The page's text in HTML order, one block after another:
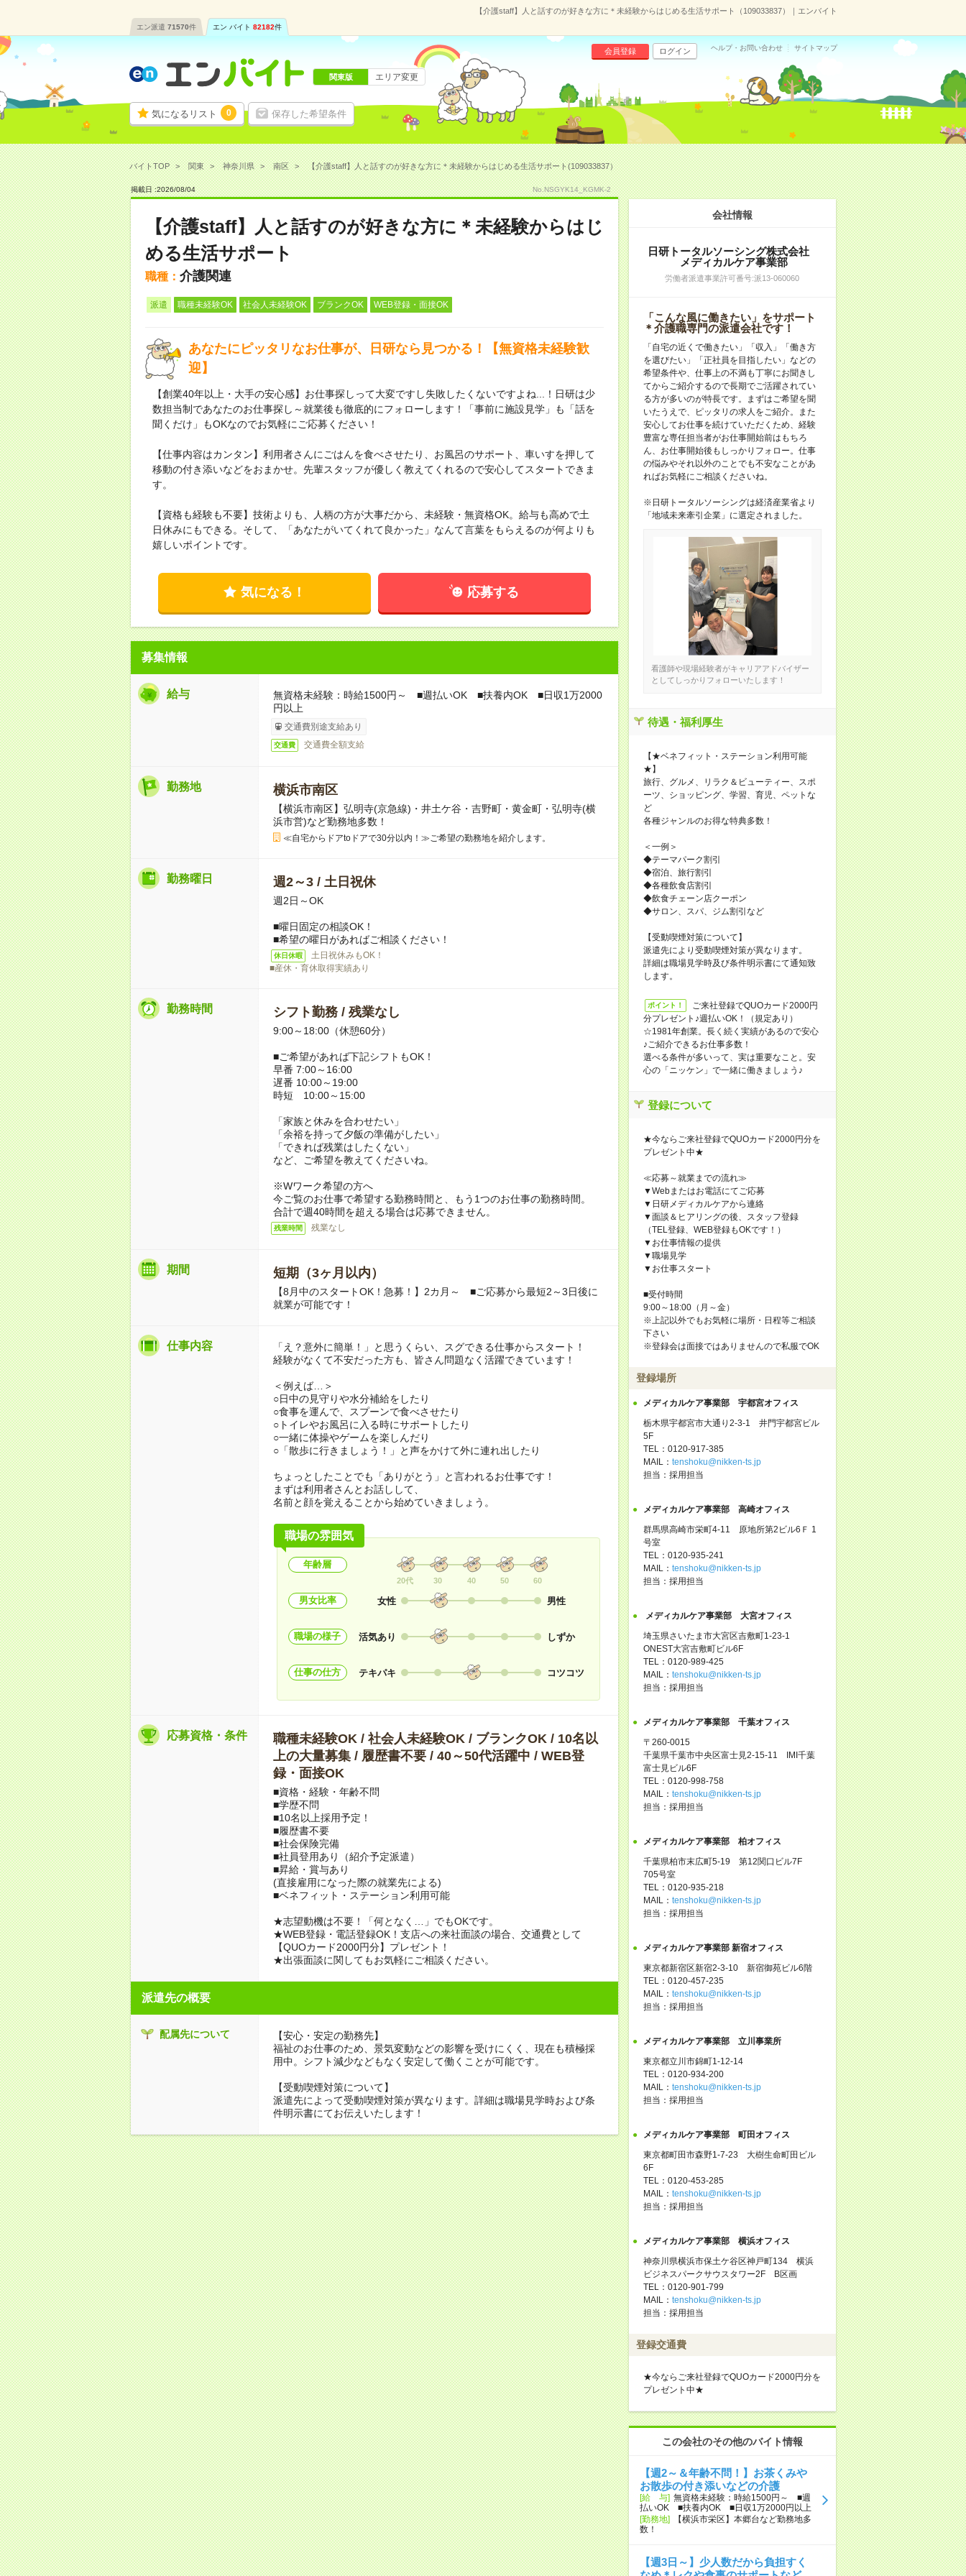
【介護staff】人と話すのが好きな方に＊未経験からはじめる生活サポート（109033837）｜エンバイト
エン派遣 71570件 エン バイト 82182件
気になるリスト 0 保存した希望条件
会員登録 ログイン ヘルプ・お問い合わせ サイトマップ
関東版 エリア変更
バイトTOP 関東 神奈川県 南区 【介護staff】人と話すのが好きな方に＊未経験からはじめる生活サポート(109033837）
掲載日 :2026/08/04 No.NSGYK14_KGMK-2
【介護staff】人と話すのが好きな方に＊未経験からはじ
める生活サポート
職種： 介護関連
派遣 職種未経験OK 社会人未経験OK ブランクOK WEB登録・面接OK
あなたにピッタリなお仕事が、日研なら見つかる！【無資格未経験歓
迎】
【創業40年以上・大手の安心感】お仕事探しって大変ですし失敗したくないですよね...！日研は少
数担当制であなたのお仕事探し～就業後も徹底的にフォローします！「事前に施設見学」も「話を
聞くだけ」もOKなのでお気軽にご応募ください！
【仕事内容はカンタン】利用者さんにごはんを食べさせたり、お風呂のサポート、車いすを押して
移動の付き添いなどをおまかせ。先輩スタッフが優しく教えてくれるので安心してスタートできま
す。
【資格も経験も不要】技術よりも、人柄の方が大事だから、未経験・無資格OK。給与も高めで土
日休みにもできる。そして、「あなたがいてくれて良かった」なんて言葉をもらえるのが何よりも
嬉しいポイントです。
気になる！ 応募する
募集情報
給与
無資格未経験：時給1500円～ ■週払いOK ■扶養内OK ■日収1万2000
円以上
交通費別途支給あり
交通費 交通費全額支給
勤務地 横浜市南区
【横浜市南区】弘明寺(京急線)・井土ケ谷・吉野町・黄金町・弘明寺(横
浜市営)など勤務地多数！
≪自宅からドアtoドアで30分以内！≫ご希望の勤務地を紹介します。
勤務曜日 週2～3 / 土日祝休
週2日～OK
■曜日固定の相談OK！
■希望の曜日があればご相談ください！
休日休暇
土日祝休みもOK！
■産休・育休取得実績あり
勤務時間 シフト勤務 / 残業なし
9:00～18:00（休憩60分）
■ご希望があれば下記シフトもOK！
早番 7:00～16:00
遅番 10:00～19:00
時短 10:00～15:00
「家族と休みを合わせたい」
「余裕を持って夕飯の準備がしたい」
「できれば残業はしたくない」
など、ご希望を教えてくださいね。
※Wワーク希望の方へ
今ご覧のお仕事で希望する勤務時間と、もう1つのお仕事の勤務時間。
合計で週40時間を超える場合は応募できません。
残業時間 残業なし
期間 短期（3ヶ月以内）
【8月中のスタートOK！急募！】2カ月～ ■ご応募から最短2～3日後に
就業が可能です！
仕事内容
「え？意外に簡単！」と思うくらい、スグできる仕事からスタート！
経験がなくて不安だった方も、皆さん問題なく活躍できています！
＜例えば…＞
○日中の見守りや水分補給をしたり
○食事を運んで、スプーンで食べさせたり
○トイレやお風呂に入る時にサポートしたり
○一緒に体操やゲームを楽しんだり
○「散歩に行きましょう！」と声をかけて外に連れ出したり
ちょっとしたことでも「ありがとう」と言われるお仕事です！
まずは利用者さんとお話しして、
名前と顔を覚えることから始めていきましょう。
職場の雰囲気
年齢層
20代 30 40 50 60
男女比率 女性 男性
職場の様子 活気あり しずか
仕事の仕方 テキパキ コツコツ
応募資格・条件
職種未経験OK / 社会人未経験OK / ブランクOK / 10名以
上の大量募集 / 履歴書不要 / 40～50代活躍中 / WEB登
録・面接OK
■資格・経験・年齢不問
■学歴不問
■10名以上採用予定！
■履歴書不要
■社会保険完備
■社員登用あり（紹介予定派遣）
■昇給・賞与あり
(直接雇用になった際の就業先による)
■ベネフィット・ステーション利用可能
★志望動機は不要！「何となく…」でもOKです。
★WEB登録・電話登録OK！支店への来社面談の場合、交通費として
【QUOカード2000円分】プレゼント！
★出張面談に関してもお気軽にご相談ください。
派遣先の概要
配属先について
【安心・安定の勤務先】
福祉のお仕事のため、景気変動などの影響を受けにくく、現在も積極採
用中。シフト減少などもなく安定して働くことが可能です。
【受動喫煙対策について】
派遣先によって受動喫煙対策が異なります。詳細は職場見学時および条
件明示書にてお伝えいたします！
会社情報
日研トータルソーシング株式会社
メディカルケア事業部
労働者派遣事業許可番号:派13-060060
「こんな風に働きたい」をサポート
＊介護職専門の派遣会社です！
「自宅の近くで働きたい」「収入」「働き方
を選びたい」「正社員を目指したい」などの
希望条件や、仕事上の不満も丁寧にお聞きし
てからご紹介するので長期でご活躍されてい
る方が多いのが特長です。まずはご希望を聞
いたうえで、ピッタリの求人をご紹介。また
安心してお仕事を続けていただくため、経験
豊富な専任担当者がお仕事開始前はもちろ
ん、お仕事開始後もしっかりフォロー。仕事
の悩みやそれ以外のことでも不安なことがあ
ればお気軽にご相談くださいね。
※日研トータルソーシングは経済産業省より
「地域未来牽引企業」に選定されました。
看護師や現場経験者がキャリアアドバイザー
としてしっかりフォローいたします！
待遇・福利厚生
【★ベネフィット・ステーション利用可能
★】
旅行、グルメ、リラク＆ビューティー、スポ
ーツ、ショッピング、学習、育児、ペットな
ど
各種ジャンルのお得な特典多数！
＜一例＞
◆テーマパーク割引
◆宿泊、旅行割引
◆各種飲食店割引
◆飲食チェーン店クーポン
◆サロン、スパ、ジム割引など
【受動喫煙対策について】
派遣先により受動喫煙対策が異なります。
詳細は職場見学時及び条件明示書にて通知致
します。
ポイント！
ご来社登録でQUOカード2000円
分プレゼント♪週払いOK！（規定あり）
☆1981年創業。長く続く実績があるので安心
♪ご紹介できるお仕事多数！
選べる条件が多いって、実は重要なこと。安
心の「ニッケン」で一緒に働きましょう♪
登録について
★今ならご来社登録でQUOカード2000円分を
プレゼント中★
≪応募～就業までの流れ≫
▼Webまたはお電話にてご応募
▼日研メディカルケアから連絡
▼面談＆ヒアリングの後、スタッフ登録
（TEL登録、WEB登録もOKです！）
▼お仕事情報の提供
▼職場見学
▼お仕事スタート
■受付時間
9:00～18:00（月～金）
※上記以外でもお気軽に場所・日程等ご相談
下さい
※登録会は面接ではありませんので私服でOK
登録場所
メディカルケア事業部 宇都宮オフィス
栃木県宇都宮市大通り2-3-1 井門宇都宮ビル
5F
TEL：0120-917-385
MAIL： tenshoku@nikken-ts.jp
担当：採用担当
メディカルケア事業部 高崎オフィス
群馬県高崎市栄町4-11 原地所第2ビル6Ｆ 1
号室
TEL：0120-935-241
MAIL： tenshoku@nikken-ts.jp
担当：採用担当
メディカルケア事業部 大宮オフィス
埼玉県さいたま市大宮区吉敷町1-23-1
ONEST大宮吉敷町ビル6F
TEL：0120-989-425
MAIL： tenshoku@nikken-ts.jp
担当：採用担当
メディカルケア事業部 千葉オフィス
〒260-0015
千葉県千葉市中央区富士見2-15-11 IMI千葉
富士見ビル6F
TEL：0120-998-758
MAIL： tenshoku@nikken-ts.jp
担当：採用担当
メディカルケア事業部 柏オフィス
千葉県柏市末広町5-19 第12関口ビル7F
705号室
TEL：0120-935-218
MAIL： tenshoku@nikken-ts.jp
担当：採用担当
メディカルケア事業部 新宿オフィス
東京都新宿区新宿2-3-10 新宿御苑ビル6階
TEL：0120-457-235
MAIL： tenshoku@nikken-ts.jp
担当：採用担当
メディカルケア事業部 立川事業所
東京都立川市錦町1-12-14
TEL：0120-934-200
MAIL： tenshoku@nikken-ts.jp
担当：採用担当
メディカルケア事業部 町田オフィス
東京都町田市森野1-7-23 大樹生命町田ビル
6F
TEL：0120-453-285
MAIL： tenshoku@nikken-ts.jp
担当：採用担当
メディカルケア事業部 横浜オフィス
神奈川県横浜市保土ケ谷区神戸町134 横浜
ビジネスパークサウスタワー2F B区画
TEL：0120-901-799
MAIL： tenshoku@nikken-ts.jp
担当：採用担当
登録交通費
★今ならご来社登録でQUOカード2000円分を
プレゼント中★
この会社のその他のバイト情報
【週2～＆年齢不問！】お茶くみや
お散歩の付き添いなどの介護
[給 与] 無資格未経験：時給1500円～ ■週
払いOK ■扶養内OK ■日収1万2000円以上
[勤務地]
【横浜市栄区】本郷台など勤務地多
数！
【週3日～】少人数だから負担すく